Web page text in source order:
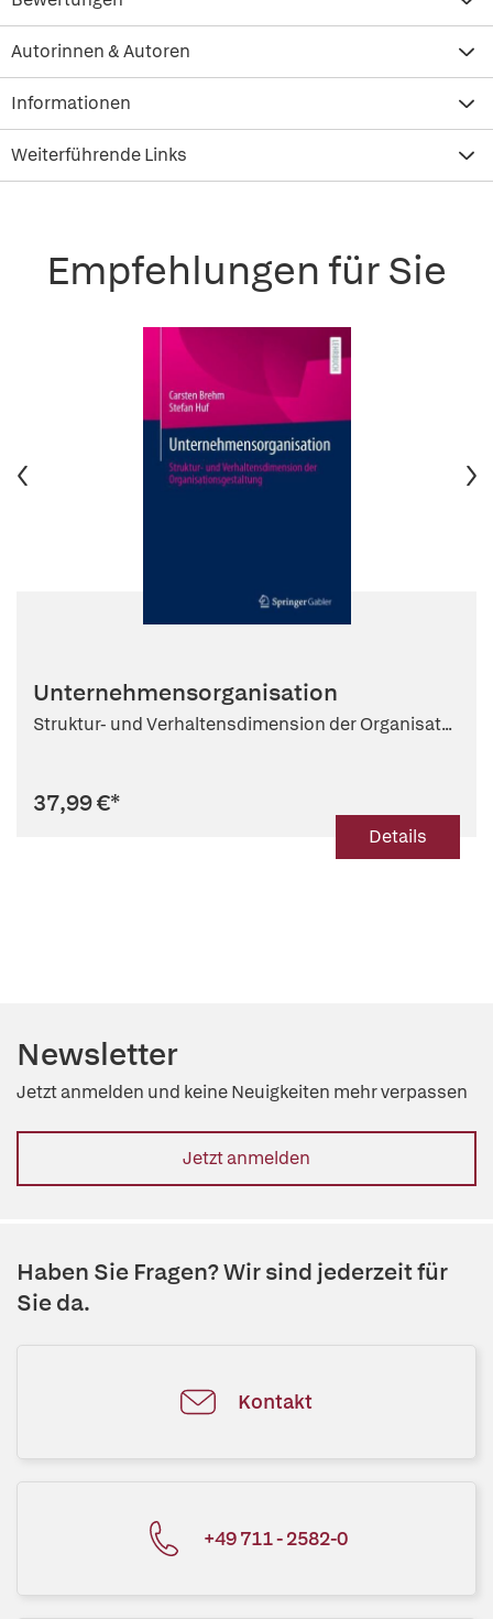
Autorinnen & Autoren
Informationen
Weiterführende Links
Empfehlungen für Sie
Unternehmensorganisation
Struktur- und Verhaltensdimension der Organisat...
37,99 €*
Details
Newsletter
Jetzt anmelden und keine Neuigkeiten mehr verpassen
Jetzt anmelden
Haben Sie Fragen? Wir sind jederzeit für
Sie da.
Kontakt
+49 711 - 2582-0